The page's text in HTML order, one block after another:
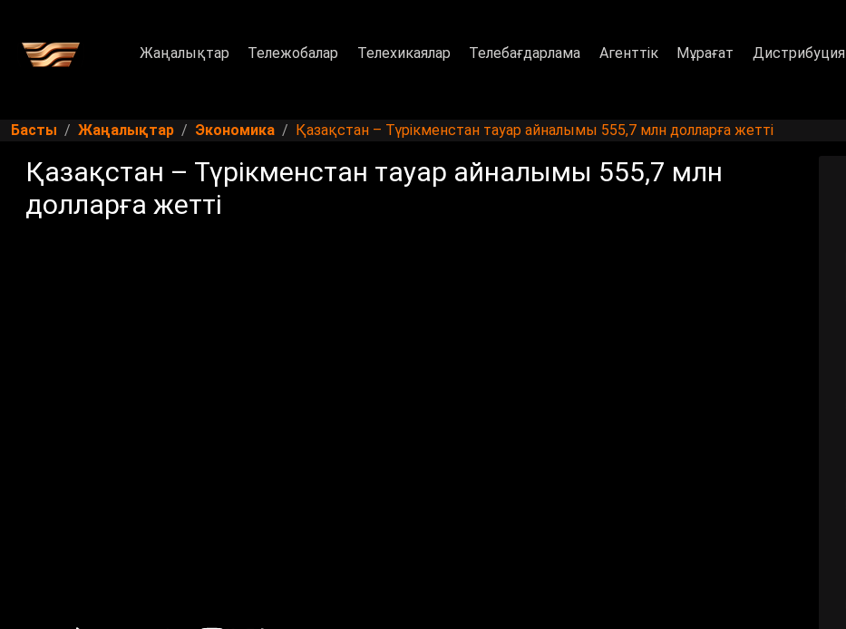
Жаңалықтар Тележобалар Телехикаялар Телебағдарлама Агенттік Мұрағат Дистрибуция
Басты Жаңалықтар Экономика Қазақстан – Түрікменстан тауар айналымы 555,7 млн долларға жетті
Қазақстан – Түрікменстан тауар айналымы 555,7 млн
долларға жетті